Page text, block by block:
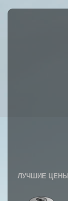
ЛУЧШИЕ